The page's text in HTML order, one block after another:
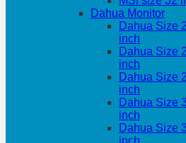
Dahua Monitor
Dahua Size
inch
Dahua Size
inch
Dahua Size
inch
Dahua Size
inch
Dahua Size
inch